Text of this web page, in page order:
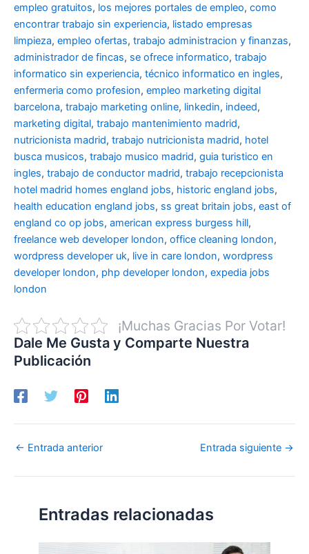
empleo gratuitos, los mejores portales de empleo, como
encontrar trabajo sin experiencia, listado empresas
limpieza, empleo ofertas, trabajo administracion y finanzas,
administrador de fincas, se ofrece informatico, trabajo
informatico sin experiencia, técnico informatico en ingles,
enfermeria como profesion, empleo marketing digital
barcelona, trabajo marketing online, linkedin, indeed,
marketing digital, trabajo mantenimiento madrid,
nutricionista madrid, trabajo nutricionista madrid, hotel
busca musicos, trabajo musico madrid, guia turistico en
ingles, trabajo de conductor madrid, trabajo recepcionista
hotel madrid homes england jobs, historic england jobs,
health education england jobs, ss great britain jobs, east of
england co op jobs, american express burgess hill,
freelance web developer london, office cleaning london,
wordpress developer uk, live in care london, wordpress
developer london, php developer london, expedia jobs
london
¡Muchas Gracias Por Votar!
Dale Me Gusta y Comparte Nuestra
Publicación
← Entrada anterior Entrada siguiente →
Entradas relacionadas